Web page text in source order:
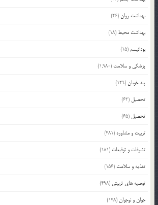
بهداشت روان(26)
بهداشت محیط (18)
بودائیسم(15)
پزشکی و سلامت (1,980)
پند خوبان(129)
تحصیل (62)
تحصیل (65)
تربیت و مشاوره (481)
تشرفات و توقیعات (181)
تغذیه و سلامت (156)
توصیه های تربیتی (498)
جوان و نوجوان(148)